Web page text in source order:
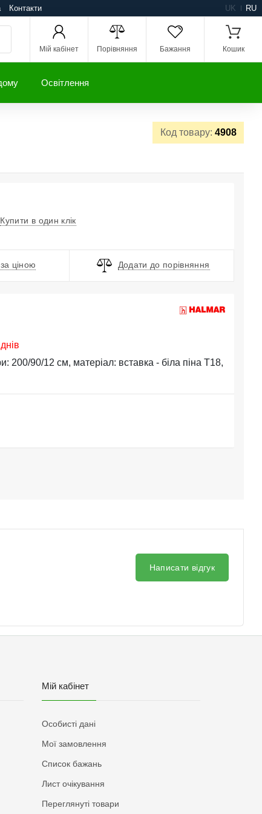
Контакти UK RU
Мій кабінет Порівняння Бажання Кошик
Освітлення
Код товару: 4908
Купити в один клік
ціною Додати до порівняння
200/90/12 см, матеріал: вставка - біла піна T18,
Написати відгук
Мій кабінет
Особисті дані
Мої замовлення
Список бажань
Лист очікування
Переглянуті товари